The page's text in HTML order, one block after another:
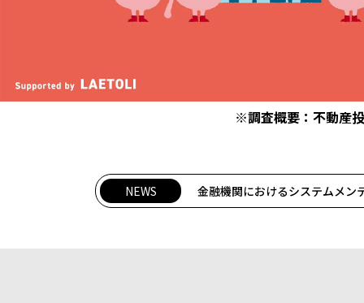
※調査概要：不動産
NEWS 金融機関におけるシステムメン